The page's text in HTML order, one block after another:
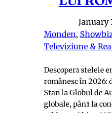
January
Monden,
Televiziune &
Descoperă stelele
românesc în 2026:
Stan la Globul de
globale, până la